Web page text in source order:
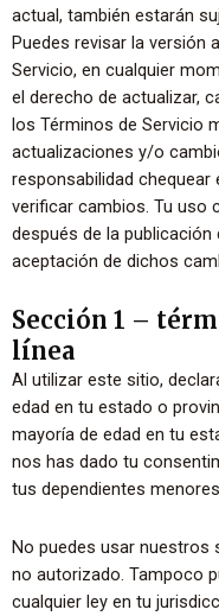
actual, también estarán
Puedes revisar la versión
Servicio, en cualquier
el derecho de actualizar,
los Términos de Servicio
actualizaciones y/o
responsabilidad chequear
verificar cambios. Tu uso
después de la
aceptación de dichos
Sección 1 –
línea
Al utilizar este sitio,
edad en tu estado o
mayoría de edad en tu
nos has dado tu
tus dependientes
No puedes usar nuestros
no autorizado. Tampoco
cualquier ley en tu